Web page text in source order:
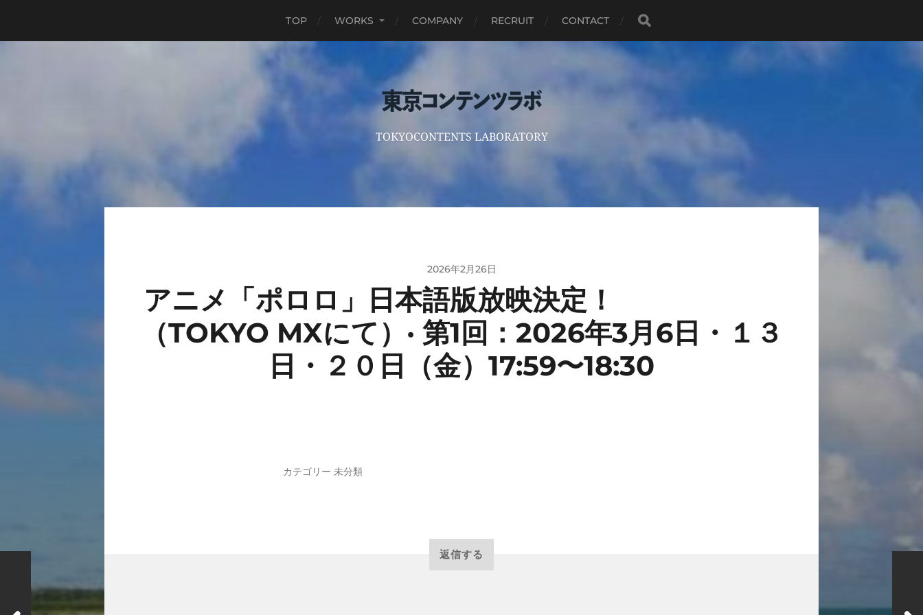
TOP WORKS COMPANY RECRUIT CONTACT
TOKYOCONTENTS LABORATORY
2026年2月26日
アニメ「ポロロ」日本語版放映決定！
（TOKYO MXにて）· 第1回：2026年3月6日・１３
日・２０日（金）17:59〜18:30
カテゴリー 未分類
返信する